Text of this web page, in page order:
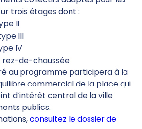
trois étages dont :
II
III
IV
rez-de-chaussée
au programme participera à la
commercial de la place qui
d’intérêt central de la ville
publics.
consultez le dossier de